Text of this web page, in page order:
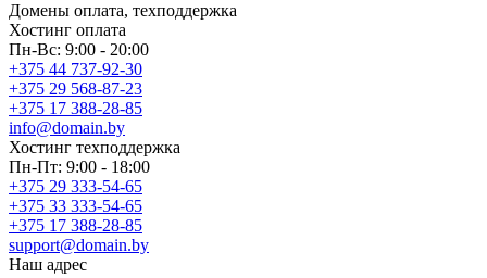
Домены оплата, техподдержка
Хостинг оплата
Пн-Вс: 9:00 - 20:00
+375 44 737-92-30
+375 29 568-87-23
+375 17 388-28-85
info@domain.by
Хостинг техподдержка
Пн-Пт: 9:00 - 18:00
+375 29 333-54-65
+375 33 333-54-65
+375 17 388-28-85
support@domain.by
Наш адрес